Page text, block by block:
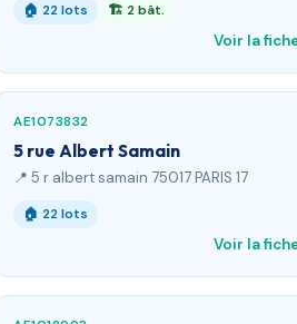
🏠 22 lots 🏗 2 bât.
Voir la
AE1073832
5 rue Albert Samain
📍 5 r albert samain 75017 PARIS 17
🏠 22 lots
Voir la